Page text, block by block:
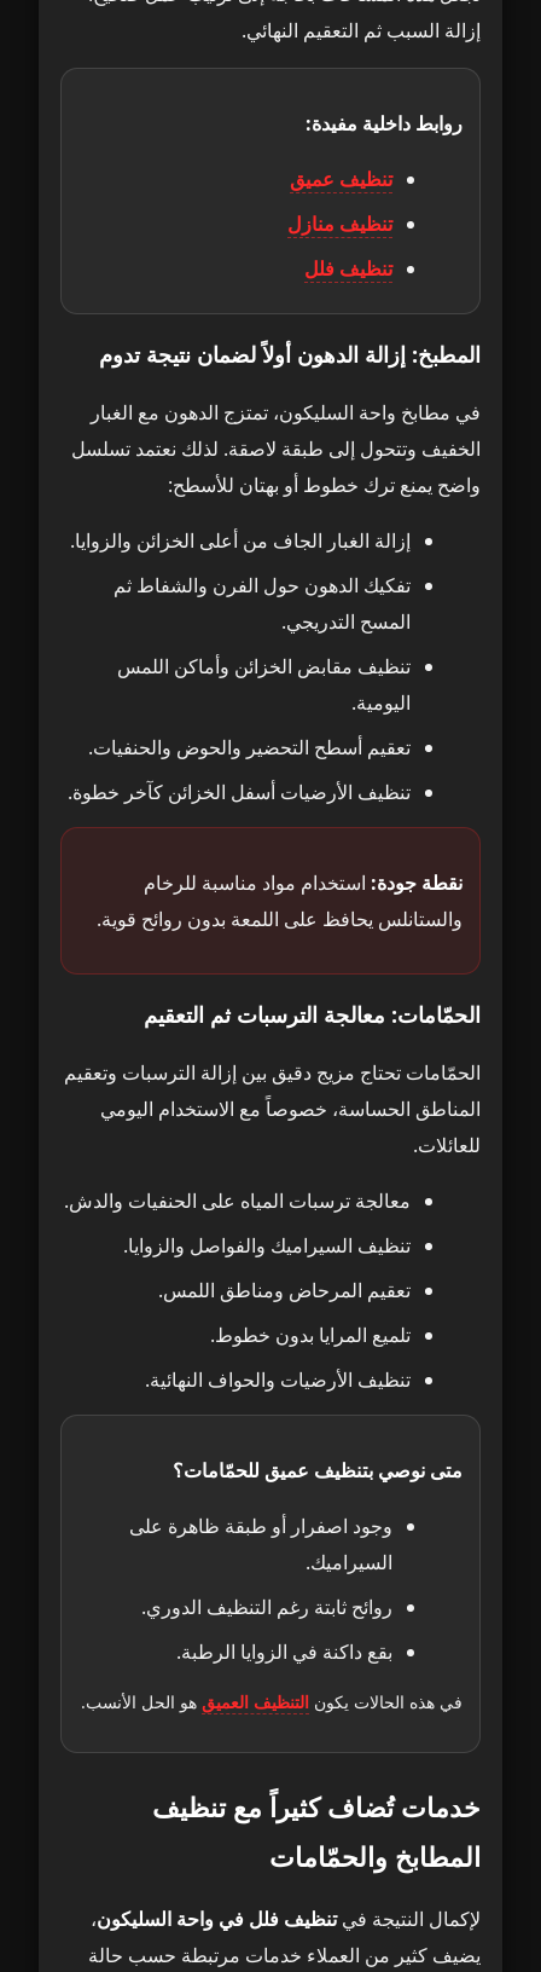
إزالة السبب ثم التعقيم النهائي.
روابط داخلية مفيدة:
تنظيف عميق
تنظيف منازل
تنظيف فلل
المطبخ: إزالة الدهون أولاً لضمان نتيجة تدوم
في مطابخ واحة السليكون، تمتزج الدهون مع الغبار
الخفيف وتتحول إلى طبقة لاصقة. لذلك نعتمد تسلسل
واضح يمنع ترك خطوط أو بهتان للأسطح:
إزالة الغبار الجاف من أعلى الخزائن والزوايا.
تفكيك الدهون حول الفرن والشفاط ثم
المسح التدريجي.
تنظيف مقابض الخزائن وأماكن اللمس
اليومية.
تعقيم أسطح التحضير والحوض والحنفيات.
تنظيف الأرضيات أسفل الخزائن كآخر خطوة.
نقطة جودة: استخدام مواد مناسبة للرخام
والستانلس يحافظ على اللمعة بدون روائح قوية.
الحمّامات: معالجة الترسبات ثم التعقيم
الحمّامات تحتاج مزيج دقيق بين إزالة الترسبات وتعقيم
المناطق الحساسة، خصوصاً مع الاستخدام اليومي
للعائلات.
معالجة ترسبات المياه على الحنفيات والدش.
تنظيف السيراميك والفواصل والزوايا.
تعقيم المرحاض ومناطق اللمس.
تلميع المرايا بدون خطوط.
تنظيف الأرضيات والحواف النهائية.
متى نوصي بتنظيف عميق للحمّامات؟
وجود اصفرار أو طبقة ظاهرة على
السيراميك.
روائح ثابتة رغم التنظيف الدوري.
بقع داكنة في الزوايا الرطبة.
في هذه الحالات يكون التنظيف العميق هو الحل الأنسب.
خدمات تُضاف كثيراً مع تنظيف
المطابخ والحمّامات
لإكمال النتيجة فيتنظيف فلل في واحة السليكون،
يضيف كثير من العملاء خدمات مرتبطة حسب حالة